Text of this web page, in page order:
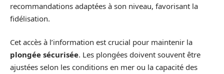
recommandations adaptées à son niveau, favorisant la
fidélisation.
Cet accès à l’information est crucial pour maintenir la
plongée sécurisée. Les plongées doivent souvent être
ajustées selon les conditions en mer ou la capacité des